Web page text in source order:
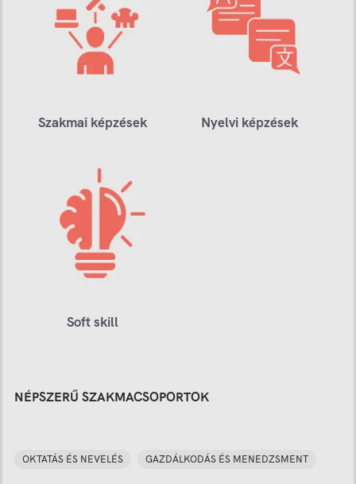
Szakmai képzések Nyelvi képzések
Soft skill
NÉPSZERŰ SZAKMACSOPORTOK
OKTATÁS ÉS NEVELÉS GAZDÁLKODÁS ÉS MENEDZSMENT